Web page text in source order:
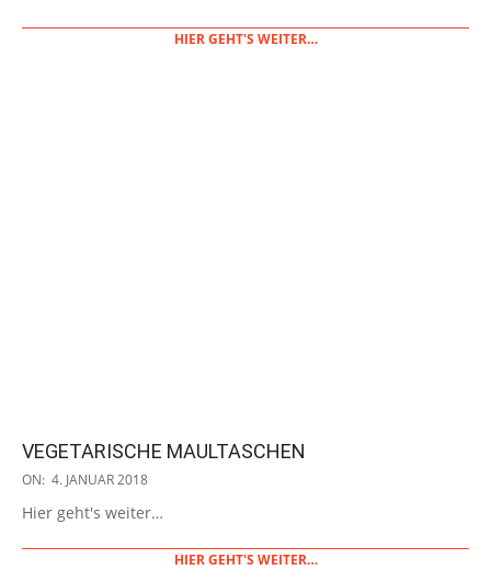
HIER GEHT'S WEITER…
VEGETARISCHE MAULTASCHEN
2018-
04
ON: 4. JANUAR 2018
Hier geht's weiter…
HIER GEHT'S WEITER…